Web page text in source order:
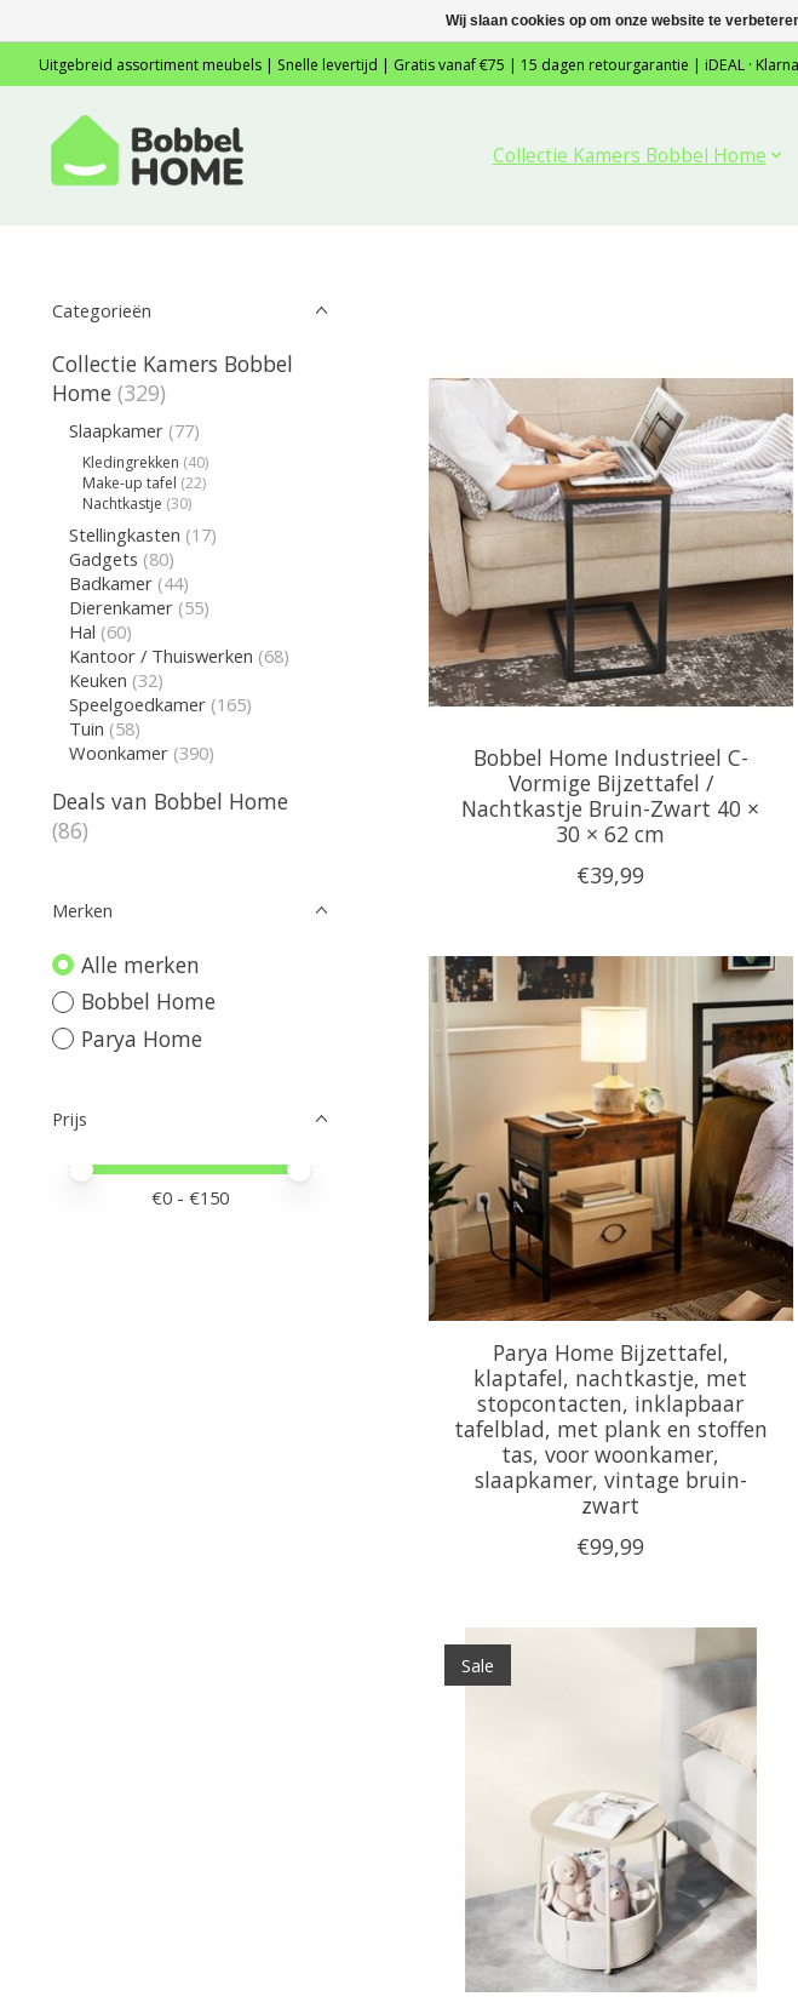
Uitgebreid assortiment meubels | Snelle levertijd | Gratis vanaf €75 | 15 dagen retourgarantie | iDEAL · Klarna
Collectie Kamers Bobbel Home
Categorieën
Collectie Kamers Bobbel
Home (329)
Slaapkamer (77)
Kledingrekken (40)
Make-up tafel (22)
Nachtkastje (30)
Stellingkasten (17)
Gadgets (80)
Badkamer (44)
Dierenkamer (55)
Hal (60)
Kantoor / Thuiswerken (68)
Keuken (32)
Speelgoedkamer (165)
Tuin (58)
Woonkamer (390)
Deals van Bobbel Home
(86)
Merken
Alle merken
Bobbel Home
Parya Home
Prijs
Minimale prijswaarde
Price maximum value
€0 - €150
Bobbel Home Industrieel C-
Vormige Bijzettafel /
Nachtkastje Bruin-Zwart 40 ×
30 × 62 cm
€39,99
Parya Home Bijzettafel,
klaptafel, nachtkastje, met
stopcontacten, inklapbaar
tafelblad, met plank en stoffen
tas, voor woonkamer,
slaapkamer, vintage bruin-
zwart
€99,99
Sale
Wij slaan cookies op om onze website te